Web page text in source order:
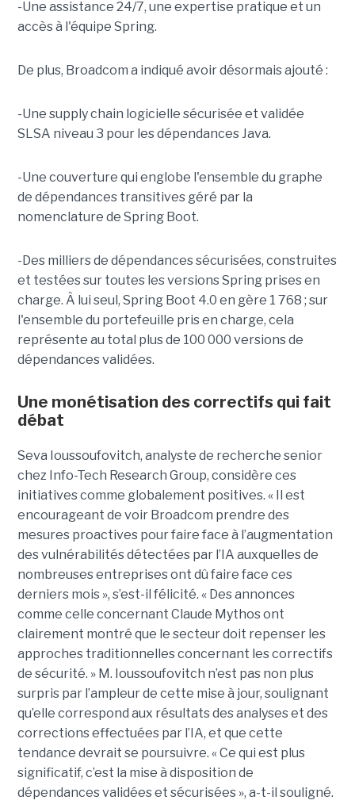
-Une assistance 24/7, une expertise pratique et un
accès à l'équipe Spring.
De plus, Broadcom a indiqué avoir désormais ajouté :
-Une supply chain logicielle sécurisée et validée
SLSA niveau 3 pour les dépendances Java.
-Une couverture qui englobe l'ensemble du graphe
de dépendances transitives géré par la
nomenclature de Spring Boot.
-Des milliers de dépendances sécurisées, construites
et testées sur toutes les versions Spring prises en
charge. À lui seul, Spring Boot 4.0 en gère 1 768 ; sur
l'ensemble du portefeuille pris en charge, cela
représente au total plus de 100 000 versions de
dépendances validées.
Une monétisation des correctifs qui fait
débat
Seva Ioussoufovitch, analyste de recherche senior
chez Info-Tech Research Group, considère ces
initiatives comme globalement positives. « Il est
encourageant de voir Broadcom prendre des
mesures proactives pour faire face à l’augmentation
des vulnérabilités détectées par l’IA auxquelles de
nombreuses entreprises ont dû faire face ces
derniers mois », s’est-il félicité. « Des annonces
comme celle concernant Claude Mythos ont
clairement montré que le secteur doit repenser les
approches traditionnelles concernant les correctifs
de sécurité. » M. Ioussoufovitch n’est pas non plus
surpris par l’ampleur de cette mise à jour, soulignant
qu’elle correspond aux résultats des analyses et des
corrections effectuées par l’IA, et que cette
tendance devrait se poursuivre. « Ce qui est plus
significatif, c’est la mise à disposition de
dépendances validées et sécurisées », a-t-il souligné.